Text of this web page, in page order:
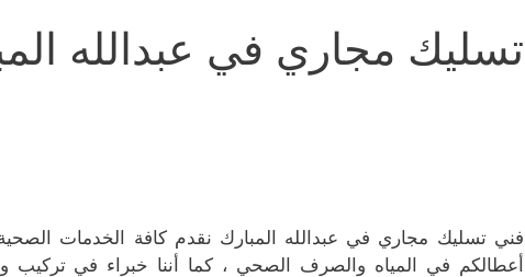
تسليك مجاري في عبدالله
فني تسليك مجاري في عبدالله المبارك نقدم كافة الخدمات
أعطالكم في المياه والصرف الصحي ، كما أننا خبراء في تركيب